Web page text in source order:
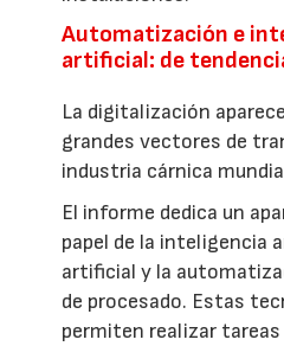
Automatización e
artificial: de
La digitalización
grandes vectores de
industria cárnica
El informe dedica un
papel de la inteligencia
artificial y la
de procesado. Estas
permiten realizar